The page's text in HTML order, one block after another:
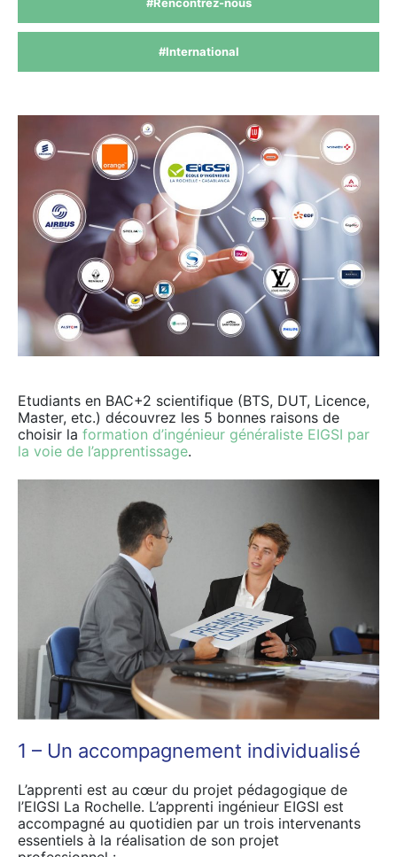
#International
Etudiants en BAC+2 scientifique (BTS, DUT, Licence,
Master, etc.) découvrez les 5 bonnes raisons de
choisir la formation d’ingénieur généraliste EIGSI par
la voie de l’apprentissage.
1 – Un accompagnement individualisé
L’apprenti est au cœur du projet pédagogique de
l’EIGSI La Rochelle. L’apprenti ingénieur EIGSI est
accompagné au quotidien par un trois intervenants
essentiels à la réalisation de son projet